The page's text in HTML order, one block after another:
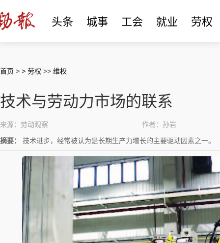
头条 城事 工会 就业 劳权
首页 > > 劳权 >> 维权
技术与劳动力市场的联系
来源：劳动观察 作者：孙岩
摘要： 技术进步，经常被认为是长期生产力增长的主要驱动因素之一。